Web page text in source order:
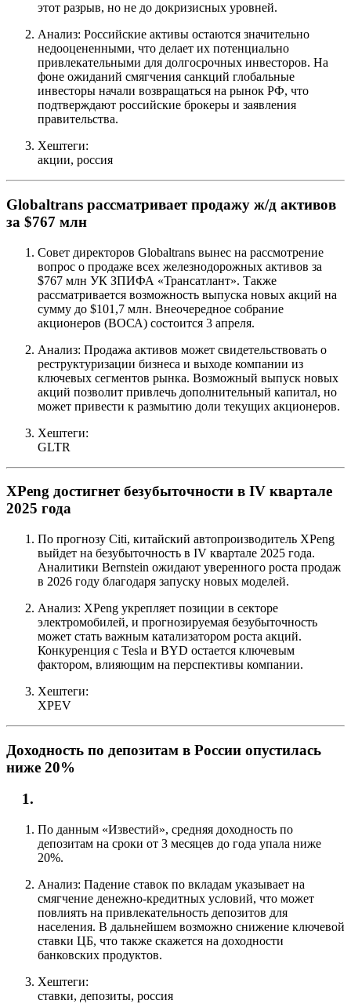
этот разрыв, но не до докризисных уровней.
Анализ: Российские активы остаются значительно
недооцененными, что делает их потенциально
привлекательными для долгосрочных инвесторов. На
фоне ожиданий смягчения санкций глобальные
инвесторы начали возвращаться на рынок РФ, что
подтверждают российские брокеры и заявления
правительства.
Хештеги:
акции, россия
Globaltrans рассматривает продажу ж/д активов
за $767 млн
Совет директоров Globaltrans вынес на рассмотрение
вопрос о продаже всех железнодорожных активов за
$767 млн УК ЗПИФА «Трансатлант». Также
рассматривается возможность выпуска новых акций на
сумму до $101,7 млн. Внеочередное собрание
акционеров (ВОСА) состоится 3 апреля.
Анализ: Продажа активов может свидетельствовать о
реструктуризации бизнеса и выходе компании из
ключевых сегментов рынка. Возможный выпуск новых
акций позволит привлечь дополнительный капитал, но
может привести к размытию доли текущих акционеров.
Хештеги:
GLTR
XPeng достигнет безубыточности в IV квартале
2025 года
По прогнозу Citi, китайский автопроизводитель XPeng
выйдет на безубыточность в IV квартале 2025 года.
Аналитики Bernstein ожидают уверенного роста продаж
в 2026 году благодаря запуску новых моделей.
Анализ: XPeng укрепляет позиции в секторе
электромобилей, и прогнозируемая безубыточность
может стать важным катализатором роста акций.
Конкуренция с Tesla и BYD остается ключевым
фактором, влияющим на перспективы компании.
Хештеги:
XPEV
Доходность по депозитам в России опустилась
ниже 20%
По данным «Известий», средняя доходность по
депозитам на сроки от 3 месяцев до года упала ниже
20%.
Анализ: Падение ставок по вкладам указывает на
смягчение денежно-кредитных условий, что может
повлиять на привлекательность депозитов для
населения. В дальнейшем возможно снижение ключевой
ставки ЦБ, что также скажется на доходности
банковских продуктов.
Хештеги:
ставки, депозиты, россия